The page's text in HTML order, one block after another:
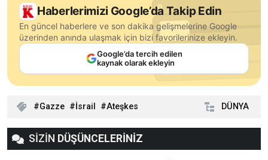
Haberlerimizi Google’da Takip Edin
En güncel haberlere ve son dakika gelişmelerine Google
üzerinden anında ulaşmak için bizi favorilerinize ekleyin.
Google’da tercih edilen
kaynak olarak ekleyin
Gazze İsrail Ateşkes DÜNYA
SİZİN DÜŞÜNCELERİNİZ